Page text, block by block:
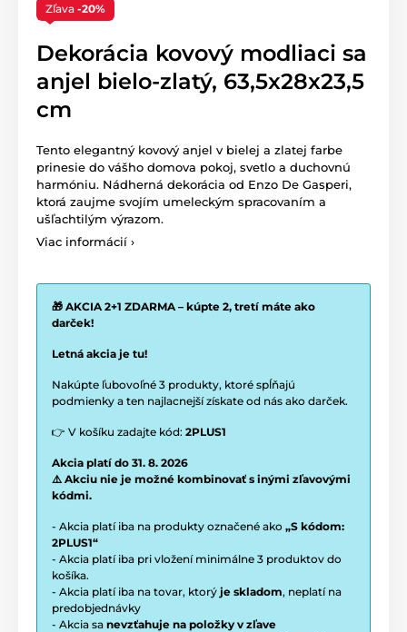
Zľava -20%
Dekorácia kovový modliaci sa
anjel bielo-zlatý, 63,5x28x23,5
cm
Tento elegantný kovový anjel v bielej a zlatej farbe
prinesie do vášho domova pokoj, svetlo a duchovnú
harmóniu. Nádherná dekorácia od Enzo De Gasperi,
ktorá zaujme svojím umeleckým spracovaním a
ušľachtilým výrazom.
Viac informácií ›
🎁 AKCIA 2+1 ZDARMA – kúpte 2, tretí máte ako
darček!
Letná akcia je tu!
Nakúpte ľubovoľné 3 produkty, ktoré spĺňajú
podmienky a ten najlacnejší získate od nás ako darček.
👉 V košíku zadajte kód: 2PLUS1
Akcia platí do 31. 8. 2026
⚠️ Akciu nie je možné kombinovať s inými zľavovými
kódmi.
- Akcia platí iba na produkty označené ako „S kódom:
2PLUS1“
- Akcia platí iba pri vložení minimálne 3 produktov do
košíka.
- Akcia platí iba na tovar, ktorý je skladom, neplatí na
predobjednávky
- Akcia sa nevzťahuje na položky v zľave